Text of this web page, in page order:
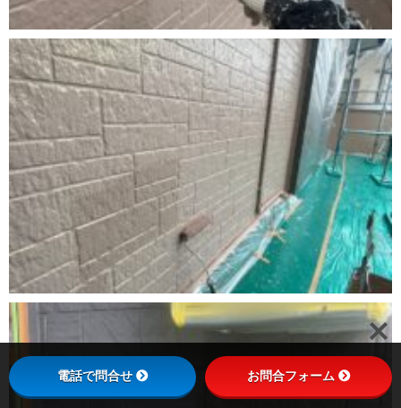
電話で問合せ お問合フォーム